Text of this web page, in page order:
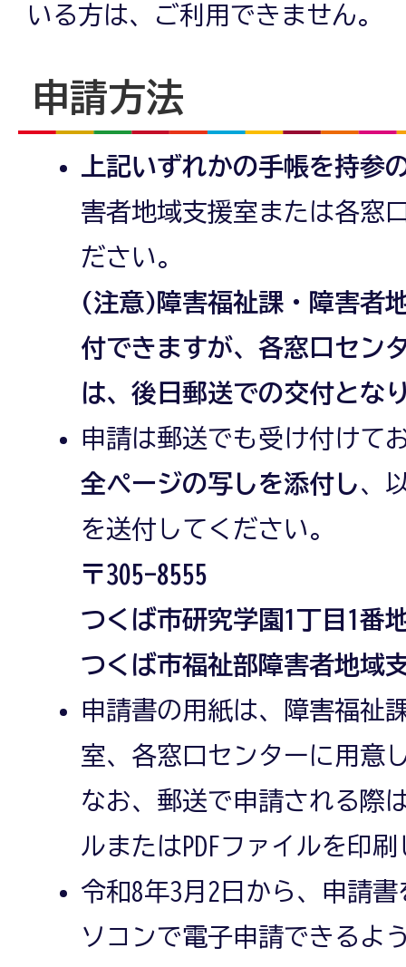
いる方は、ご利用できません。
申請方法
上記いずれかの手帳を持参
害者地域支援室または各窓
ださい。
(注意)障害福祉課・障害者
付できますが、各窓口セン
は、後日郵送での交付とな
申請は郵送でも受け付けて
全ページの写しを添付し、
を送付してください。
〒305-8555
つくば市研究学園1丁目1番
つくば市福祉部障害者地域
申請書の用紙は、障害福祉
室、各窓口センターに用意
なお、郵送で申請される際
ルまたはPDFファイルを印
令和8年3月2日から、申請
ソコンで電子申請できるよ